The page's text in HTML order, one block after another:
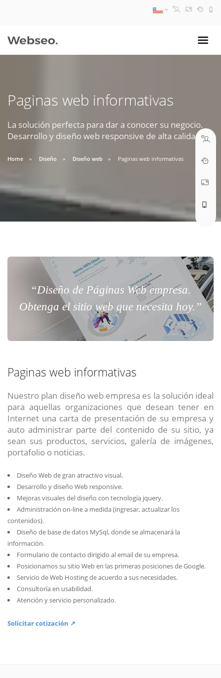
Paginas web informativas
La solución perfecta para dar a conocer su negocio.
Desarrollo y diseño web responsive de alta calidad.
Home Diseño Diseño web Paginas web informativas
“Diseño de Páginas Web empresa.
Obtenga el sitio web que necesita hoy.”
Paginas web informativas
Nuestro plan diseño web empresa es la solución ideal
para aquellas organizaciones que desean tener en
Internet una carta de presentación de su empresa y
auto administrar parte del contenido de su sitio, ya
sean sus productos, servicios, galería de imágenes,
portafolio o noticias.
Diseño Web de gran atractivo visual.
Desarrollo y diseño Web responsive.
Mejoras visuales del diseño con tecnología jquery.
Administración on-line a medida (ingresar, actualizar los
contenidos).
Diseño de base de datos MySql, donde se almacenará la
información.
Formulario de contacto dirigido al email de su empresa.
Posicionamos su sitio Web en las primeras posiciones de Google.
Servicio de Web Hosting de acuerdo a sus necesidades.
Consultoría en usabilidad.
Atención y servicio personalizado.
Solicitar cotización ↗
09:30 AM A 18:30 PM
soporte@webseo.cl